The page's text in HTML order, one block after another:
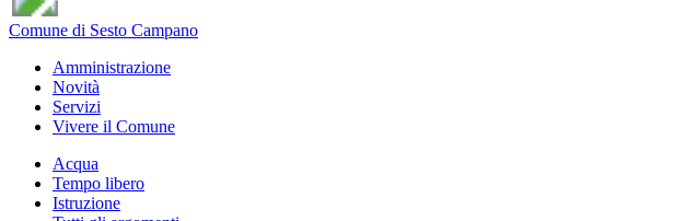
Comune di Sesto Campano
Amministrazione
Novità
Servizi
Vivere il Comune
Acqua
Tempo libero
Istruzione